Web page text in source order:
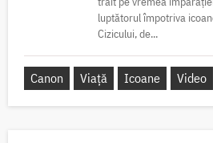
luptătorul împotriva
Cizicului, de...
Canon Viață Icoane Video